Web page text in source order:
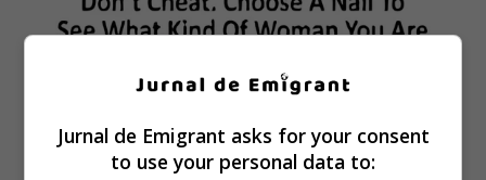
Jurnal de Emigrant asks for your consent
to use your personal data to: